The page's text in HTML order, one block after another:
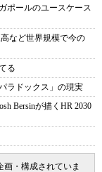
ポールのユースケース
など世界規模で今の
る
ラドックス」の現実
Bersinが描くHR 2030
・構成されていま